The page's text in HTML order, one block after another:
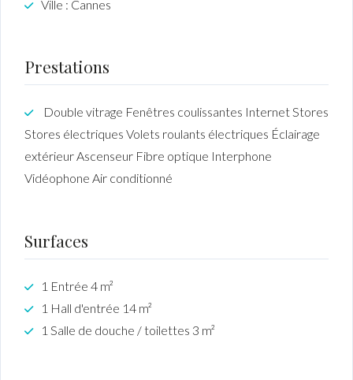
Ville : Cannes
Prestations
Double vitrage Fenêtres coulissantes Internet Stores
Stores électriques Volets roulants électriques Éclairage
extérieur Ascenseur Fibre optique Interphone
Vidéophone Air conditionné
Surfaces
1 Entrée 4 m²
1 Hall d'entrée 14 m²
1 Salle de douche / toilettes 3 m²